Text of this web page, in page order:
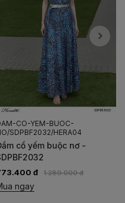
CO-YEM-BUOC-
SDPBF2032/HERA04
cổ yếm buộc nơ -
đ 1.289.000 đ
ngay